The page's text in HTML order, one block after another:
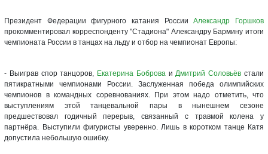
Президент Федерации фигурного катания РоссииАлександр Горшков
прокомментировал корреспонденту "Стадиона" Александру Бармину итоги
чемпионата России в танцах на льду и отбор на чемпионат Европы:
- Выиграв спор танцоров, Екатерина БоброваиДмитрий Соловьёв стали
пятикратными чемпионами России. Заслуженная победа олимпийских
чемпионов в командных соревнованиях. При этом надо отметить, что
выступлениям этой танцевальной пары в нынешнем сезоне
предшествовал годичный перерыв, связанный с травмой колена у
партнёра. Выступили фигуристы уверенно. Лишь в коротком танце Катя
допустила небольшую ошибку.